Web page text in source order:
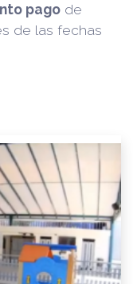
pago de
de las fechas